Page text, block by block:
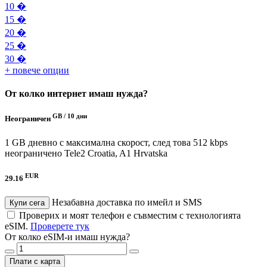
10 �
15 �
20 �
25 �
30 �
+ повече опции
От колко интернет имаш нужда?
Неограничен GB / 10 дни
1 GB дневно с максимална скорост, след това 512 kbps
неограничено Tele2 Croatia, A1 Hrvatska
29.16 EUR
Купи сега
Незабавна доставка по имейл и SMS
Проверих и моят телефон е съвместим с технологията
eSIM. Проверете тук
От колко eSIM-и имаш нужда?
Плати с карта